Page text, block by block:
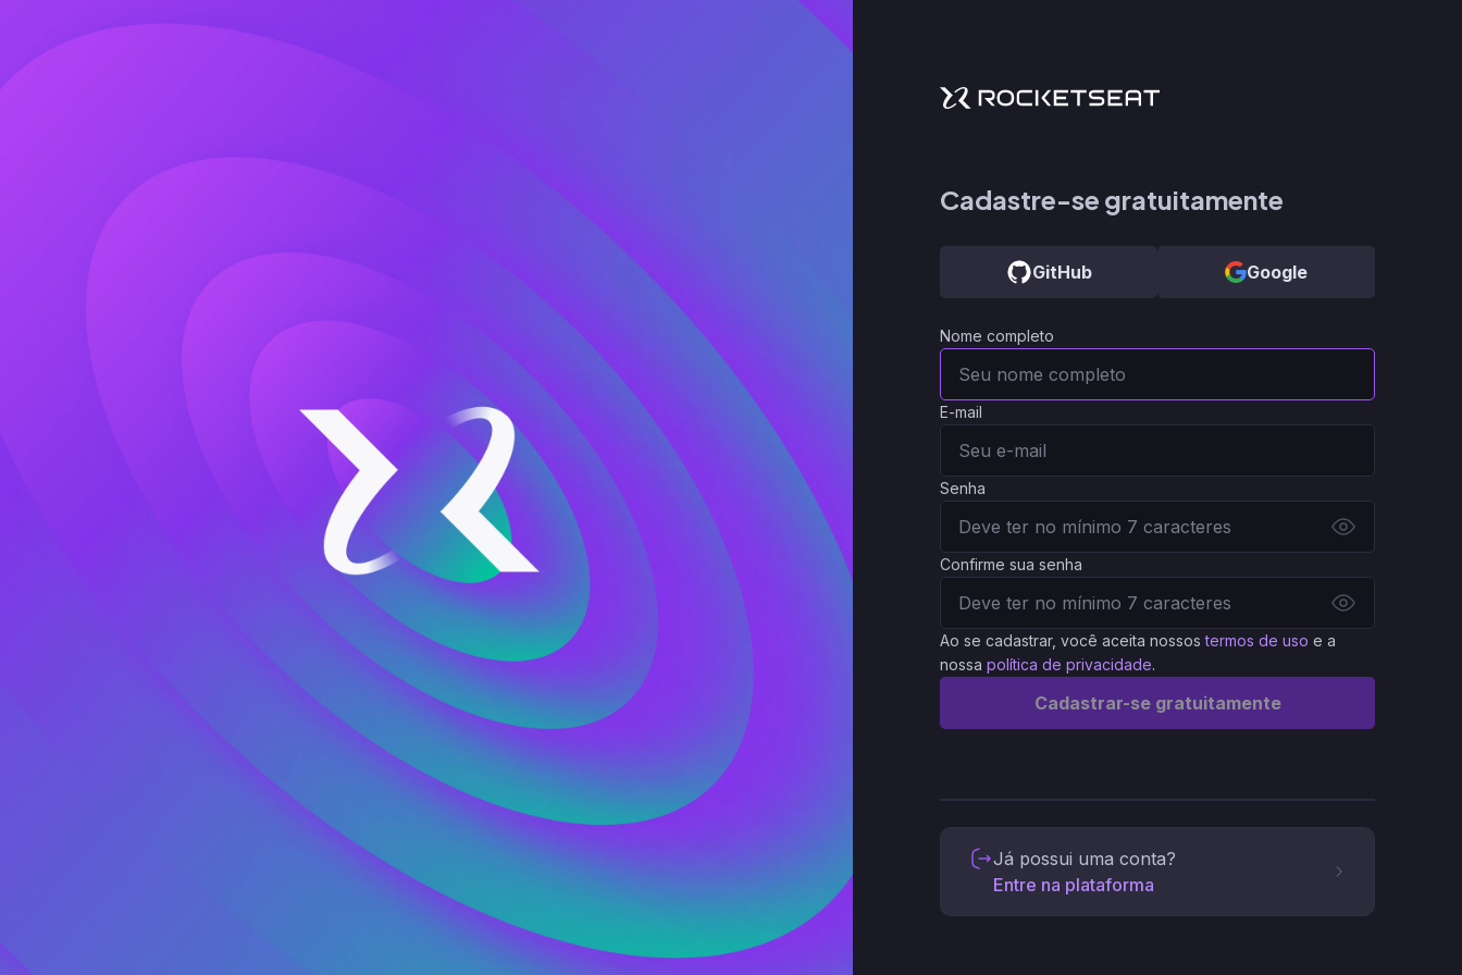
Cadastre-se gratuitamente
GitHub Google
Nome completo
E-mail
Senha
Confirme sua senha
Ao se cadastrar, você aceita nossos termos de uso e a
nossa política de privacidade.
Cadastrar-se gratuitamente
Já possui uma conta?
Entre na plataforma